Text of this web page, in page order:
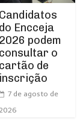
Candidatos
do Encceja
2026 podem
consultar o
cartão de
inscrição
7 de agosto de